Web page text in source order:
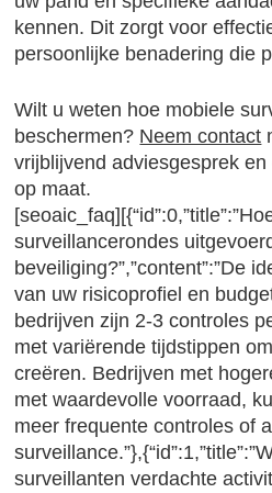
kennen. Dit zorgt voor
persoonlijke benadering die
Wilt u weten hoe mobiele
beschermen? Neem contact
vrijblijvend adviesgesprek
op maat.
surveillancerondes
beveiliging?”,”content”:”De
van uw risicoprofiel en
bedrijven zijn 2-3 controles
met variërende tijdstippen
creëren. Bedrijven met
met waardevolle voorraad,
meer frequente controles of
surveillanten verdachte